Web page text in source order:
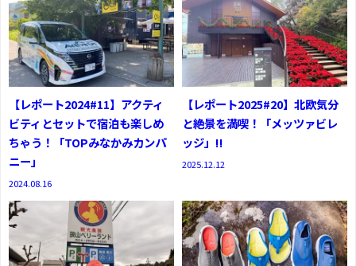
【レポート2024#11】アクティ
ビティとセットで宿泊も楽しめ
ちゃう！「TOPみなかみカンパ
ニー」
2024.08.16
【レポート2025#20】北欧気分
と絶景を満喫！「メッツァビレ
ッジ」!!
2025.12.12